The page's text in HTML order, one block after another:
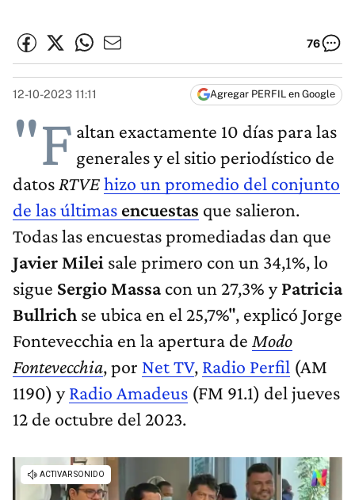
76
12-10-2023 11:11 Agregar PERFIL en Google
"F altan exactamente 10 días para las
generales y el sitio periodístico de
datos RTVEhizo un promedio del conjunto
de las últimas encuestas que salieron.
Todas las encuestas promediadas dan que
Javier Milei sale primero con un 34,1%, lo
sigue Sergio Massacon un 27,3% yPatricia
Bullrich se ubica en el 25,7%", explicó Jorge
Fontevecchia en la apertura de Modo
Fontevecchia, por Net TV, Radio Perfil (AM
1190) yRadio Amadeus (FM 91.1) del jueves
12 de octubre del 2023.